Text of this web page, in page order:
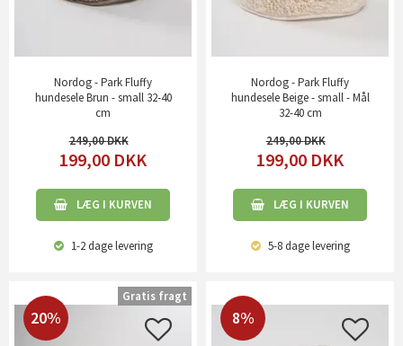
Nordog - Park Fluffy
hundesele Brun - small 32-40
cm
249,00
199,00 DKK
LÆG I KURVEN
1-2 dagelevering
Nordog - Park Fluffy
hundesele Beige - small - Mål
32-40 cm
249,00
199,00 DKK
LÆG I KURVEN
5-8 dagelevering
20%
Gratis fragt
8%